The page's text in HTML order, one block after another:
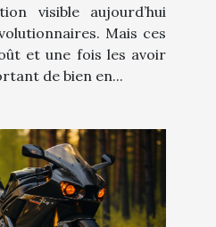
visible aujourd’hui
Mais ces
et une fois les avoir
de bien en...